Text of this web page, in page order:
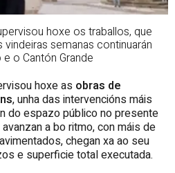
hoxe os traballos, que
semanas continuarán
o Cantón Grande
hoxe as obras de
, unha das intervencións máis
do espazo público no presente
a bo ritmo, con máis de
chegan xa ao seu
e superficie total executada.